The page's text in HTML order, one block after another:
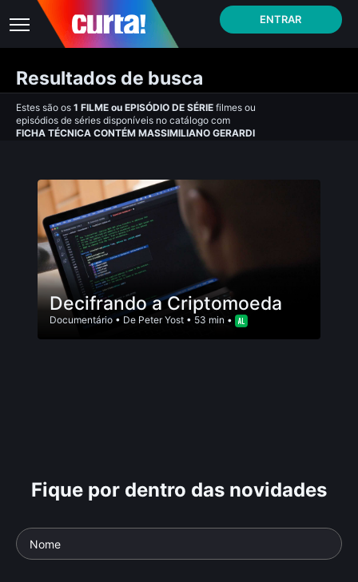
ENTRAR
Resultados de busca
Estes são os 1 FILME ou EPISÓDIO DE SÉRIE filmes ou
episódios de séries disponíveis no catálogo com
FICHA TÉCNICA CONTÉM MASSIMILIANO GERARDI
Decifrando a Criptomoeda
Documentário • De Peter Yost • 53 min •
Fique por dentro das novidades